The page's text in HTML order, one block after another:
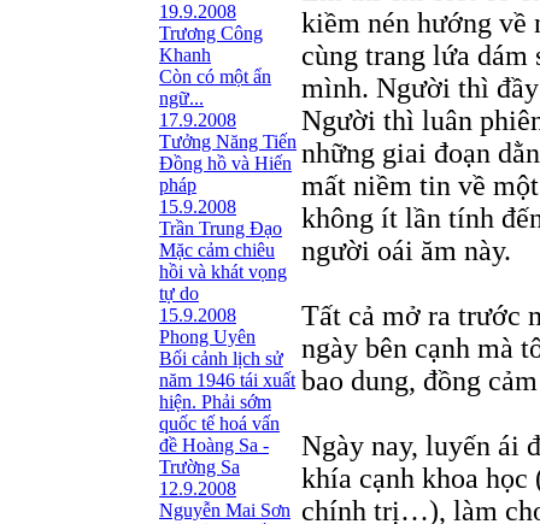
19.9.2008
Trương Công
Khanh
Còn có một ẩn
ngữ...
17.9.2008
Tưởng Năng Tiến
Đồng hồ và Hiến
pháp
15.9.2008
Trần Trung Đạo
Mặc cảm chiêu
hồi và khát vọng
tự do
15.9.2008
Phong Uyên
Bối cảnh lịch sử
năm 1946 tái xuất
hiện. Phải sớm
quốc tế hoá vấn
đề Hoàng Sa -
Trường Sa
12.9.2008
Nguyễn Mai Sơn
kiềm nén hướng về
cùng trang lứa
mình. Người thì
Người thì luân
những giai đoạn
mất niềm tin về
không ít lần tính
người oái ăm này.
Tất cả mở ra trước
ngày bên cạnh mà
bao dung, đồng
Ngày nay, luyến ái
khía cạnh khoa
chính trị…), làm